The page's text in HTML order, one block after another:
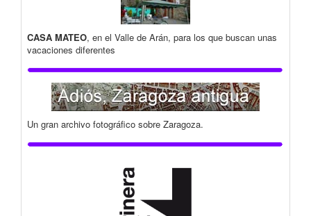
CASA MATEO, en el Valle de Arán, para los que buscan unas
vacaciones diferentes
Un gran archivo fotográfico sobre Zaragoza.